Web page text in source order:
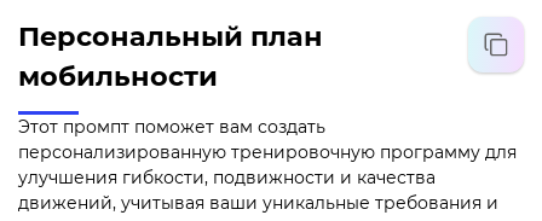
Персональный план
мобильности
Этот промпт поможет вам создать
персонализированную тренировочную программу для
улучшения гибкости, подвижности и качества
движений, учитывая ваши уникальные требования и